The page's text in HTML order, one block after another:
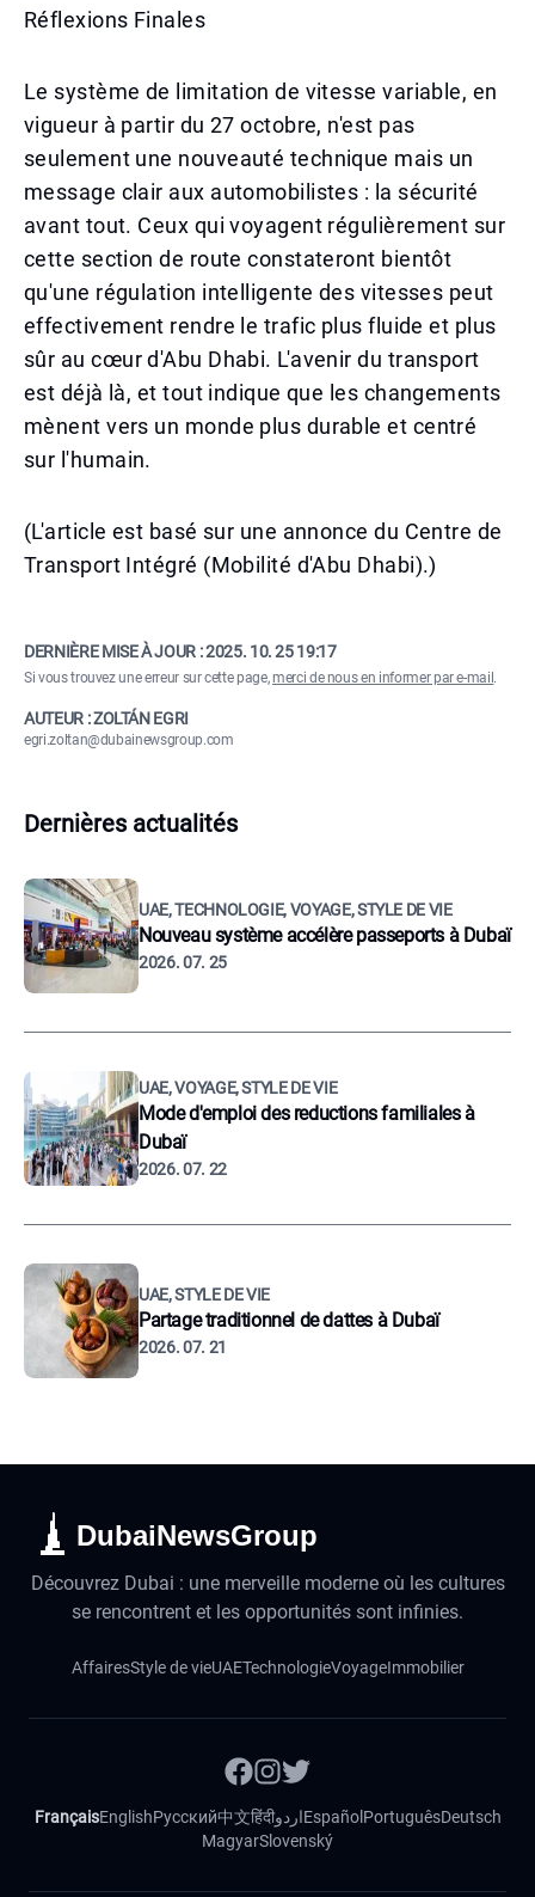
Réflexions Finales
Le système de limitation de vitesse variable, en
vigueur à partir du 27 octobre, n'est pas
seulement une nouveauté technique mais un
message clair aux automobilistes : la sécurité
avant tout. Ceux qui voyagent régulièrement sur
cette section de route constateront bientôt
qu'une régulation intelligente des vitesses peut
effectivement rendre le trafic plus fluide et plus
sûr au cœur d'Abu Dhabi. L'avenir du transport
est déjà là, et tout indique que les changements
mènent vers un monde plus durable et centré
sur l'humain.
(L'article est basé sur une annonce du Centre de
Transport Intégré (Mobilité d'Abu Dhabi).)
DERNIÈRE MISE À JOUR :2025. 10. 25 19:17
Si vous trouvez une erreur sur cette page,merci de nous en informer par e-mail .
AUTEUR : ZOLTÁN EGRI
egri.zoltan@dubainewsgroup.com
Dernières actualités
UAE, TECHNOLOGIE, VOYAGE, STYLE DE VIE
Nouveau système accélère passeports à Dubaï
2026. 07. 25
UAE, VOYAGE, STYLE DE VIE
Mode d'emploi des reductions familiales à
Dubaï
2026. 07. 22
UAE, STYLE DE VIE
Partage traditionnel de dattes à Dubaï
2026. 07. 21
DubaiNewsGroup
Découvrez Dubai : une merveille moderne où les cultures
se rencontrent et les opportunités sont infinies.
AffairesStyle de vieUAETechnologieVoyageImmobilier
FrançaisEnglishРусский中文हिंदीاردوEspañol PortuguêsDeutsch
MagyarSlovenský